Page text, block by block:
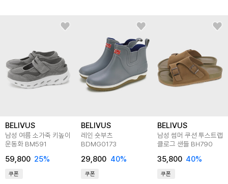
BELIVUS
남성 여름 소가죽 키높이
운동화 BM591
59,800 25%
쿠폰
BELIVUS
레인 숏부츠
BDMG0173
29,800 40%
쿠폰
BELIVUS
남성 썸머 쿠션 투스트랩
클로그 샌들 BH790
35,800 40%
쿠폰